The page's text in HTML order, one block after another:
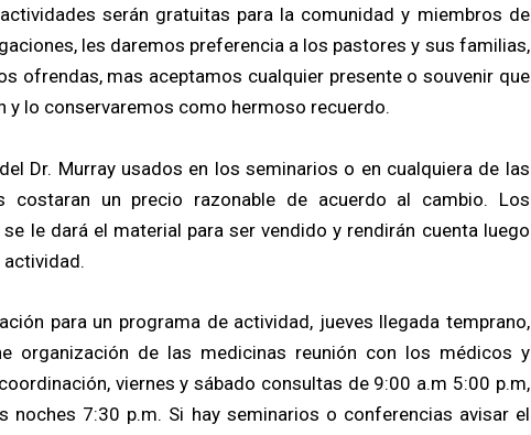
serán gratuitas para la comunidad y miembros de
les daremos preferencia a los pastores y sus familias,
ofrendas, mas aceptamos cualquier presente o souvenir que
y lo conservaremos como hermoso recuerdo.
Dr. Murray usados en los seminarios o en cualquiera de las
costaran un precio razonable de acuerdo al cambio. Los
le dará el material para ser vendido y rendirán cuenta luego
actividad.
para un programa de actividad, jueves llegada temprano,
organización de las medicinas reunión con los médicos y
viernes y sábado consultas de 9:00 a.m 5:00 p.m,
noches 7:30 p.m. Si hay seminarios o conferencias avisar el